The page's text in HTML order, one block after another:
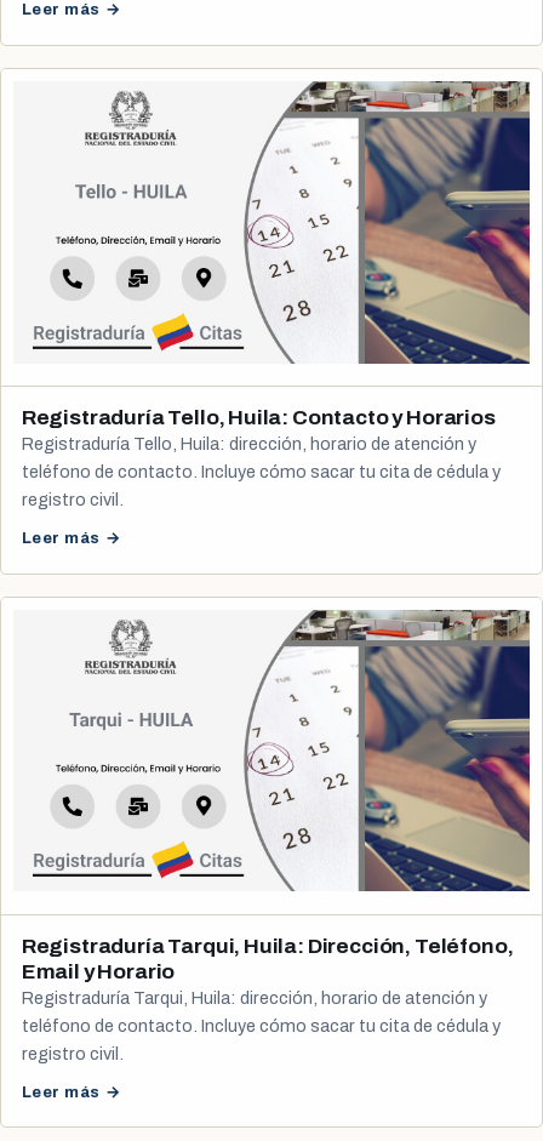
Leer más →
Registraduría Tello, Huila: Contacto y Horarios
Registraduría Tello, Huila: dirección, horario de atención y
teléfono de contacto. Incluye cómo sacar tu cita de cédula y
registro civil.
Leer más →
Registraduría Tarqui, Huila: Dirección, Teléfono,
Email y Horario
Registraduría Tarqui, Huila: dirección, horario de atención y
teléfono de contacto. Incluye cómo sacar tu cita de cédula y
registro civil.
Leer más →